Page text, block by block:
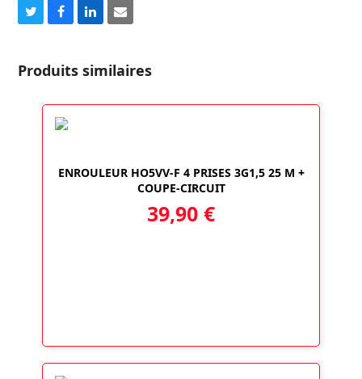
Share
Twitter
Share
Facebook
Share
LinkedIn
Share
Email
Produits similaires
ENROULEUR HO5VV-F 4 PRISES 3G1,5 25 M +
COUPE-CIRCUIT
39,90 €